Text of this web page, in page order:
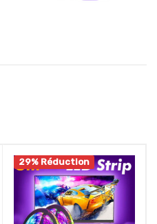
29% Réduction